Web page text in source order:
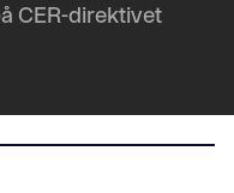
CER-direktivet